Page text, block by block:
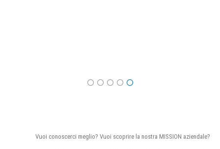
Vuoi conoscerci meglio? Vuoi scoprire la nostra MISSION aziendale?